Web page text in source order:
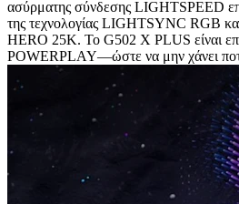
ασύρματης σύνδεσης LIGHTSPEED
της τεχνολογίας LIGHTSYNC RGB
HERO 25K. Το G502 X PLUS είναι
POWERPLAY—ώστε να μην χάνει